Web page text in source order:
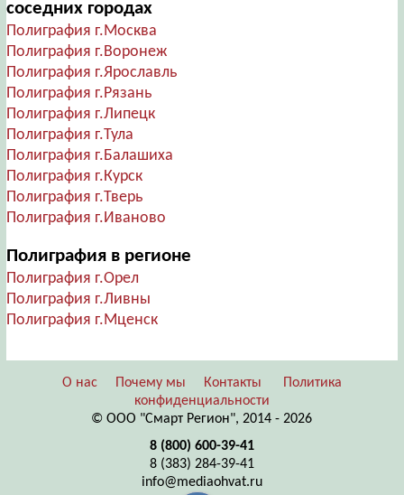
соседних городах
Полиграфия г.Москва
Полиграфия г.Воронеж
Полиграфия г.Ярославль
Полиграфия г.Рязань
Полиграфия г.Липецк
Полиграфия г.Тула
Полиграфия г.Балашиха
Полиграфия г.Курск
Полиграфия г.Тверь
Полиграфия г.Иваново
Полиграфия в регионе
Полиграфия г.Орел
Полиграфия г.Ливны
Полиграфия г.Мценск
О нас Почему мы Контакты
Политика
конфиденциальности
© ООО "Смарт Регион", 2014 - 2026
8 (800) 600-39-41
8 (383) 284-39-41
info@mediaohvat.ru